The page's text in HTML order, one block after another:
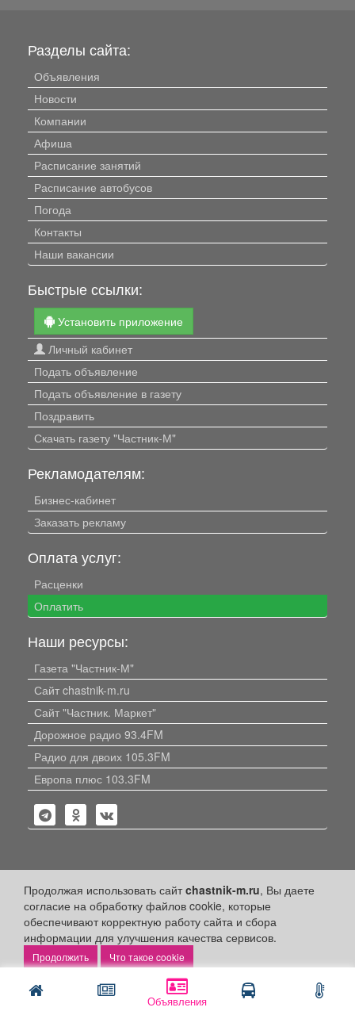
Объявления
Продолжая использовать сайтchastnik-m.ru, Вы даете
согласие на обработку файлов cookie, которые
обеспечивают корректную работу сайта и сбора
информации для улучшения качества сервисов.
Что такое cookie
Разделы сайта:
Объявления
Новости
Компании
Афиша
Расписание занятий
Расписание автобусов
Погода
Контакты
Наши вакансии
Быстрые ссылки:
Установить приложение
Личный кабинет
Подать объявление
Подать объявление в газету
Поздравить
Скачать газету "Частник-М"
Рекламодателям:
Бизнес-кабинет
Заказать рекламу
Оплата услуг:
Расценки
Оплатить
Наши ресурсы:
Газета "Частник-М"
Сайт chastnik-m.ru
Сайт "Частник. Маркет"
Дорожное радио 93.4FM
Радио для двоих 105.3FM
Европа плюс 103.3FM
Политика конфиденциальности
Публикации с пометкой «Реклама», «На правах рекламы»,
«Партнёрский проект» оплачены рекламодателем.
Редакция сайта не несет ответственности за достоверность
объявлениях.
+16 © 2006-2026 ООО "Частник-М"